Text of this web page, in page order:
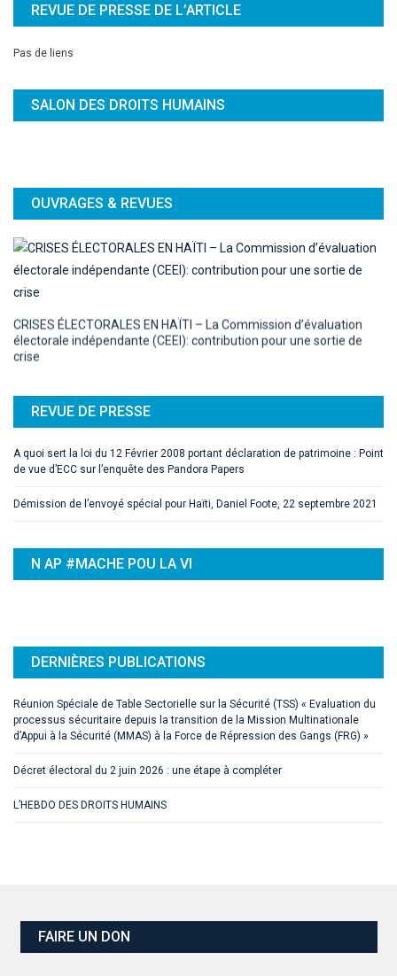
REVUE DE PRESSE DE L’ARTICLE
Pas de liens
SALON DES DROITS HUMAINS
OUVRAGES & REVUES
CRISES ÉLECTORALES EN HAÏTI – La Commission d’évaluation
électorale indépendante (CEEI): contribution pour une sortie de
crise
REVUE DE PRESSE
A quoi sert la loi du 12 Février 2008 portant déclaration de patrimoine : Point
de vue d’ECC sur l’enquête des Pandora Papers
Démission de l’envoyé spécial pour Haïti, Daniel Foote, 22 septembre 2021
N AP #MACHE POU LA VI
DERNIÈRES PUBLICATIONS
Réunion Spéciale de Table Sectorielle sur la Sécurité (TSS) « Evaluation du
processus sécuritaire depuis la transition de la Mission Multinationale
d’Appui à la Sécurité (MMAS) à la Force de Répression des Gangs (FRG) »
Décret électoral du 2 juin 2026 : une étape à compléter
L’HEBDO DES DROITS HUMAINS
FAIRE UN DON